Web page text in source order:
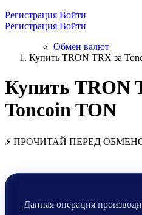
Регистрация Войти
Регистрация Войти
Обмен валют
Купить TRON TRX за
Купить TRON
Toncoin TON
⚡ ПРОЧИТАЙ ПЕРЕД
Данная операция